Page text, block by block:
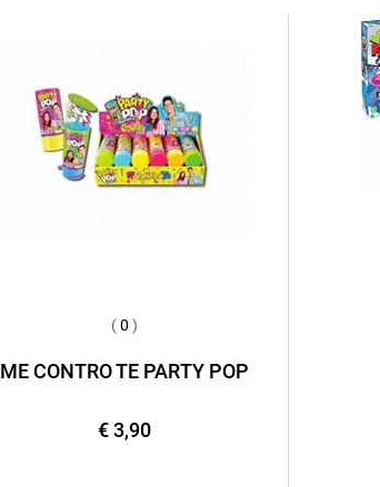
(0 )
ME CONTRO TE PARTY POP
€ 3,90